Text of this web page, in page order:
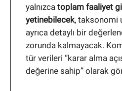
yalnızca toplam faaliyet
yetinebilecek, taksonomi
ayrıca detaylı bir
zorunda kalmayacak.
tür verileri “karar alma
değerine sahip” olarak